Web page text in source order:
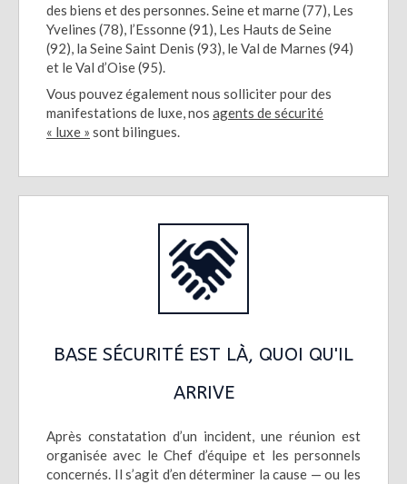
des biens et des personnes. Seine et marne (77), Les
Yvelines (78), l’Essonne (91), Les Hauts de Seine
(92), la Seine Saint Denis (93), le Val de Marnes (94)
et le Val d’Oise (95).
Vous pouvez également nous solliciter pour des
manifestations de luxe, nos agents de sécurité
« luxe » sont bilingues.
BASE SÉCURITÉ EST LÀ, QUOI QU'IL
ARRIVE
Après constatation d’un incident, une réunion est
organisée avec le Chef d’équipe et les personnels
concernés. Il s’agit d’en déterminer la cause ­— ou les